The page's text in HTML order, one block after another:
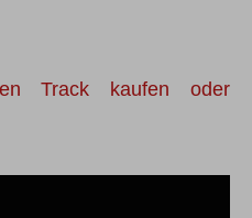
Track kaufen oder